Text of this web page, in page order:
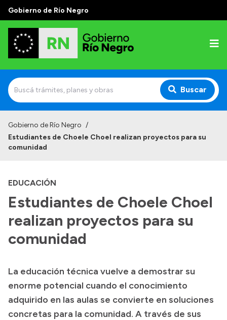
Gobierno de Río Negro
Buscar
Autoridades
Autoridades y Organismos
Discursos en la Legislatura
Casa de Gobierno
Acerca de Río Negro
Geografía
Invertí en Río Negro
Gobierno de Río Negro /
Estudiantes de Choele Choel realizan proyectos para su
comunidad
EDUCACIÓN
Estudiantes de Choele Choel
realizan proyectos para su
comunidad
La educación técnica vuelve a demostrar su
enorme potencial cuando el conocimiento
adquirido en las aulas se convierte en soluciones
concretas para la comunidad. A través de sus